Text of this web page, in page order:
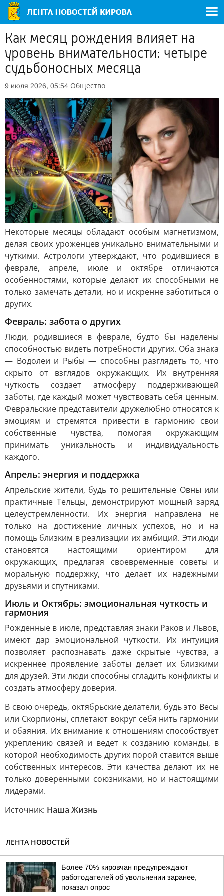
Как месяц рождения влияет на
уровень внимательности: четыре
судьбоносных месяца
9 июля 2026, 05:54 Общество
Некоторые месяцы обладают особым магнетизмом,
делая своих уроженцев уникально внимательными и
чуткими. Астрологи утверждают, что родившиеся в
феврале, апреле, июле и октябре отличаются
особенностями, которые делают их способными не
только замечать детали, но и искренне заботиться о
других.
Февраль: забота о других
Люди, родившиеся в феврале, будто бы наделены
способностью видеть потребности других. Оба знака
— Водолеи и Рыбы — способны разглядеть то, что
скрыто от взглядов окружающих. Их внутренняя
чуткость создает атмосферу поддерживающей
заботы, где каждый может чувствовать себя ценным.
Февральские представители дружелюбно относятся к
эмоциям и стремятся привести в гармонию свои
собственные чувства, помогая окружающим
принимать уникальность и индивидуальность
каждого.
Апрель: энергия и поддержка
Апрельские жители, будь то решительные Овны или
практичные Тельцы, демонстрируют мощный заряд
целеустремленности. Их энергия направлена не
только на достижение личных успехов, но и на
помощь близким в реализации их амбиций. Эти люди
становятся настоящими ориентиром для
окружающих, предлагая своевременные советы и
моральную поддержку, что делает их надежными
друзьями и спутниками.
Июль и Октябрь: эмоциональная чуткость и
гармония
Рожденные в июле, представляя знаки Раков и Львов,
имеют дар эмоциональной чуткости. Их интуиция
позволяет распознавать даже скрытые чувства, а
искреннее проявление заботы делает их близкими
для друзей. Эти люди способны сгладить конфликты и
создать атмосферу доверия.
В свою очередь, октябрьские делатели, будь это Весы
или Скорпионы, сплетают вокруг себя нить гармонии
и обаяния. Их внимание к отношениям способствует
укреплению связей и ведет к созданию команды, в
которой необходимость других порой ставится выше
собственных интересов. Эти качества делают их не
только доверенными союзниками, но и настоящими
лидерами.
Источник: Наша Жизнь
ЛЕНТА НОВОСТЕЙ
Более 70% кировчан предупреждают
работодателей об увольнении заранее,
показал опрос